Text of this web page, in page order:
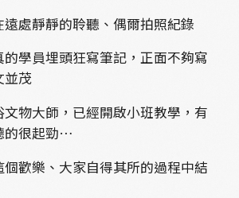
遠處靜靜的聆聽、偶爾拍照紀錄
的學員埋頭狂寫筆記，正面不夠寫
並茂
文物大師，已經開啟小班教學，有
的很起勁…
歡樂、大家自得其所的過程中結